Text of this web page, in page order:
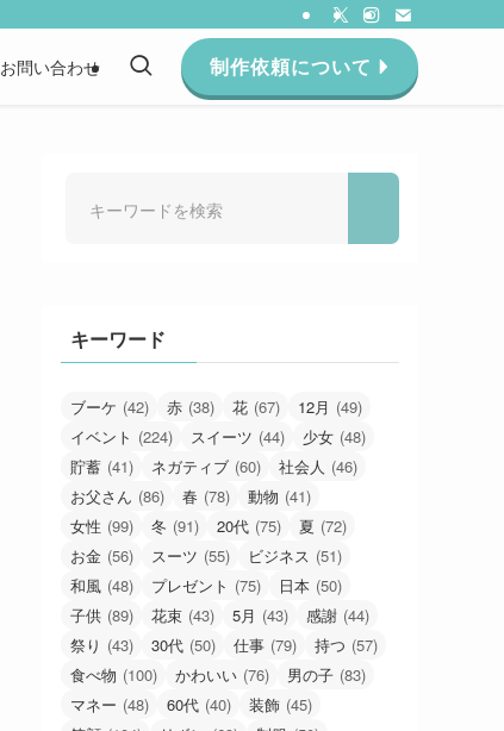
お問い合わせ 制作依頼について
キーワード
ブーケ (42) 赤 (38) 花 (67) 12月 (49)
イベント (224) スイーツ (44) 少女 (48)
貯蓄 (41) ネガティブ (60) 社会人 (46)
お父さん (86) 春 (78) 動物 (41)
女性 (99) 冬 (91) 20代 (75) 夏 (72)
お金 (56) スーツ (55) ビジネス (51)
和風 (48) プレゼント (75) 日本 (50)
子供 (89) 花束 (43) 5月 (43) 感謝 (44)
祭り (43) 30代 (50) 仕事 (79) 持つ (57)
食べ物 (100) かわいい (76) 男の子 (83)
マネー (48) 60代 (40) 装飾 (45)